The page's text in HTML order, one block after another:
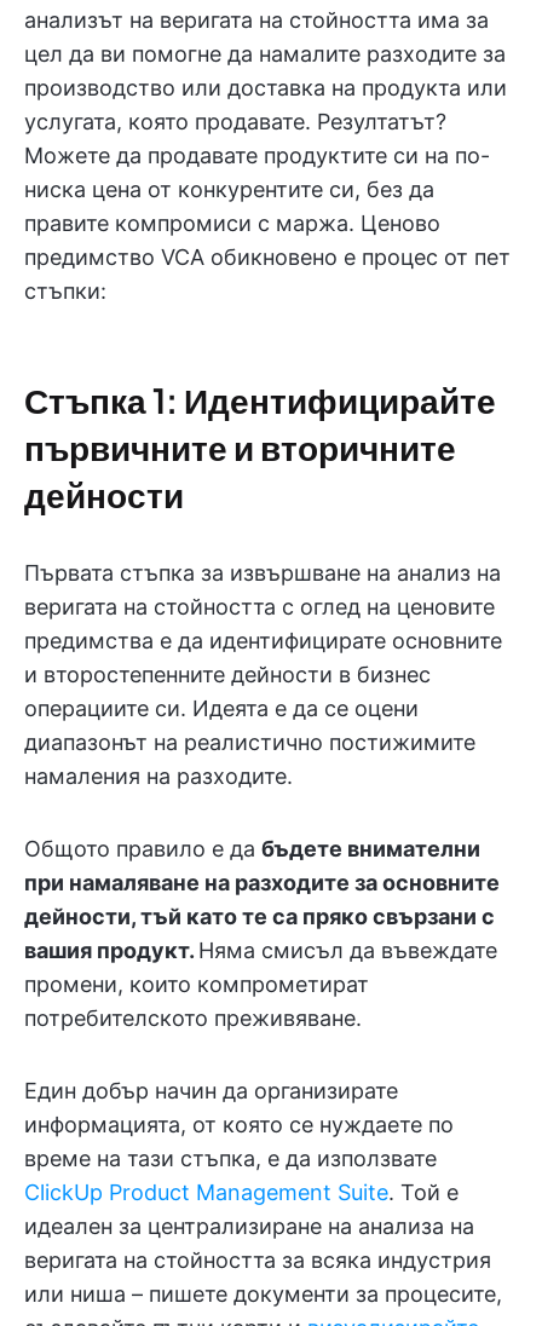
анализът на веригата на стойността има за
цел да ви помогне да намалите разходите за
производство или доставка на продукта или
услугата, която продавате. Резултатът?
Можете да продавате продуктите си на по-
ниска цена от конкурентите си, без да
правите компромиси с маржа. Ценово
предимство VCA обикновено е процес от пет
стъпки:
Стъпка 1: Идентифицирайте
първичните и вторичните
дейности
Първата стъпка за извършване на анализ на
веригата на стойността с оглед на ценовите
предимства е да идентифицирате основните
и второстепенните дейности в бизнес
операциите си. Идеята е да се оцени
диапазонът на реалистично постижимите
намаления на разходите.
Общото правило е да бъдете внимателни
при намаляване на разходите за основните
дейности, тъй като те са пряко свързани с
вашия продукт. Няма смисъл да въвеждате
промени, които компрометират
потребителското преживяване.
Един добър начин да организирате
информацията, от която се нуждаете по
време на тази стъпка, е да използвате
ClickUp Product Management Suite. Той е
идеален за централизиране на анализа на
веригата на стойността за всяка индустрия
или ниша – пишете документи за процесите,